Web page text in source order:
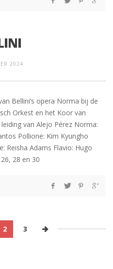
2024
Bellini’s opera Norma bij de
Orkest en het Koor van
van Alejo Pérez Norma:
Pollione: Kim Kyungho
Reisha Adams Flavio: Hugo
28 en 30
2 3